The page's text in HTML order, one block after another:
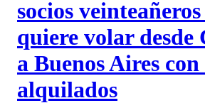
socios
quiere volar desde
a Buenos Aires
alquilados